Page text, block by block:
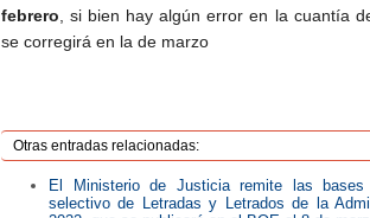
febrero , si bien hay algún error en la cuantía
se corregirá en la de marzo
Otras entradas relacionadas:
El Ministerio de Justicia remite las
selectivo de Letradas y Letrados de la